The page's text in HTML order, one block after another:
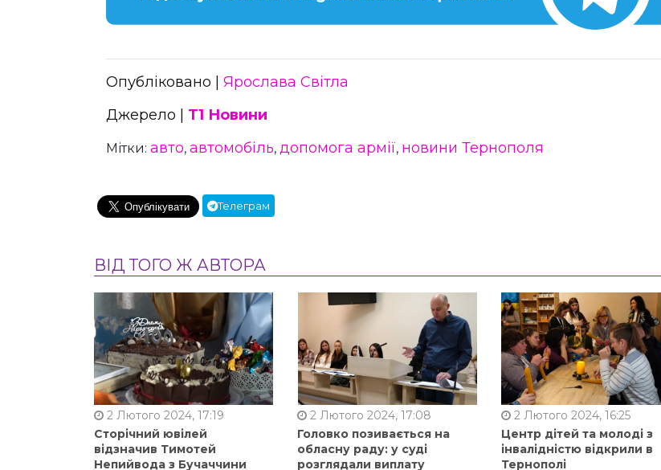
Опубліковано | Ярослава Світла
Джерело | Т1 Новини
Мітки: авто, автомобіль, допомога армії, новини Тернополя
Телеграм
ВІД ТОГО Ж АВТОРА
2 Лютого 2024, 17:19
Сторічний ювілей
відзначив Тимотей
Непийвода з Бучаччини
2 Лютого 2024, 17:08
Головко позивається на
обласну раду: у суді
розглядали виплату
2 Лютого 2024, 16:25
Центр дітей та молоді з
інвалідністю відкрили в
Тернополі